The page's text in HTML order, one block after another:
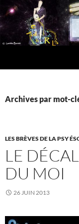
Aller
au
contenu
Archives par mot-
LES BRÈVES DE LA PSY
LE
DU MOI
26 JUIN 2013